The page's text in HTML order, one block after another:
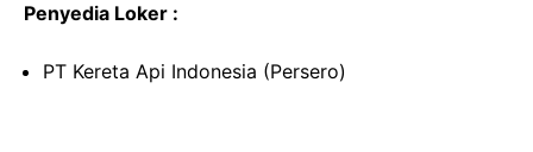
Penyedia Loker :
PT Kereta Api Indonesia (Persero)